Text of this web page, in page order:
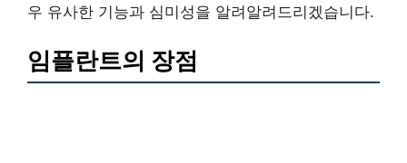
우 유사한 기능과 심미성을 알려알려드리겠습니다.
임플란트의 장점